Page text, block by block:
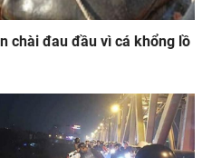
chài đau đầu vì cá khổng lồ